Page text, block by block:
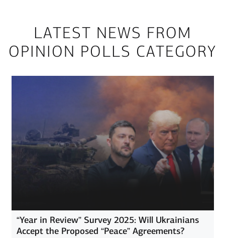
LATEST NEWS FROM
OPINION POLLS CATEGORY
“Year in Review” Survey 2025: Will Ukrainians
Accept the Proposed “Peace” Agreements?